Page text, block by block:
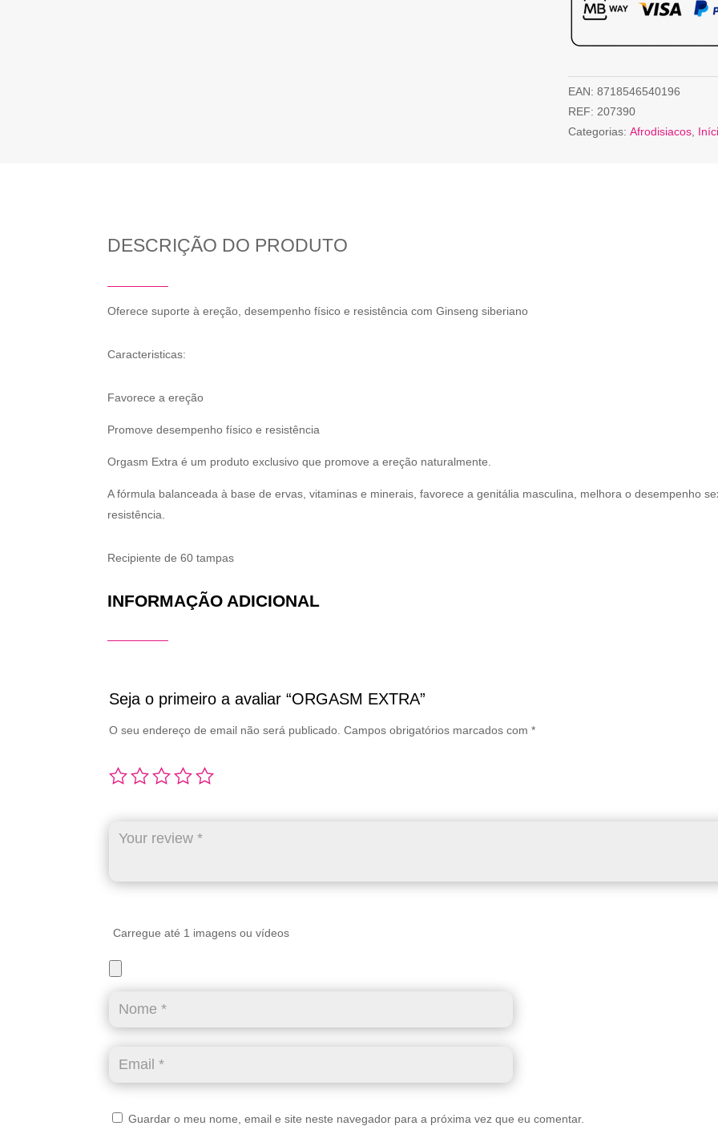
EAN: 8718546540196
REF: 207390
Categorias: Afrodisiacos,
DESCRIÇÃO DO PRODUTO
Oferece suporte à ereção, desempenho físico e resistência com Ginseng siberiano
Caracteristicas:
Favorece a ereção
Promove desempenho físico e resistência
Orgasm Extra é um produto exclusivo que promove a ereção naturalmente.
A fórmula balanceada à base de ervas, vitaminas e minerais, favorece a genitália masculina, melhora o desempenho
resistência.
Recipiente de 60 tampas
INFORMAÇÃO ADICIONAL
Seja o primeiro a avaliar “ORGASM EXTRA”
O seu endereço de email não será publicado. Campos obrigatórios marcados com*
Carregue até 1 imagens ou vídeos
Guardar o meu nome, email e site neste navegador para a próxima vez que eu comentar.